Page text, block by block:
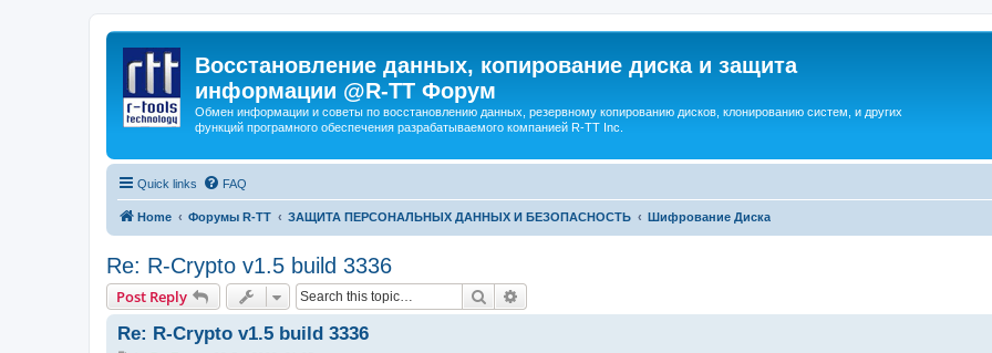
Восстановление данных, копирование диска и защита
информации @R-TT Форум
Обмен информации и советы по восстановлению данных, резервному копированию дисков, клонированию систем, и других
функций програмного обеспечения разрабатываемого компанией R-TT Inc.
Quick links FAQ
Home Форумы R-TT ЗАЩИТА ПЕРСОНАЛЬНЫХ ДАННЫХ И БЕЗОПАСНОСТЬ Шифрование Диска
Re: R-Crypto v1.5 build 3336
Post Reply Search
Re: R-Crypto v1.5 build 3336